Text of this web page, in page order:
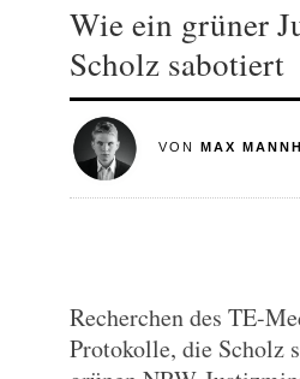
Wie ein grüner
Scholz sabotiert
VON MAX
Recherchen des TE-
Protokolle, die Scholz